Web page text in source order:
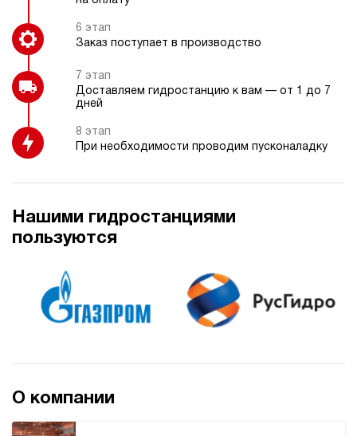
6 этап
Заказ поступает в производство
7 этап
Доставляем гидростанцию к вам — от 1 до 7
дней
8 этап
При необходимости проводим пусконаладку
Нашими гидростанциями
пользуются
О компании